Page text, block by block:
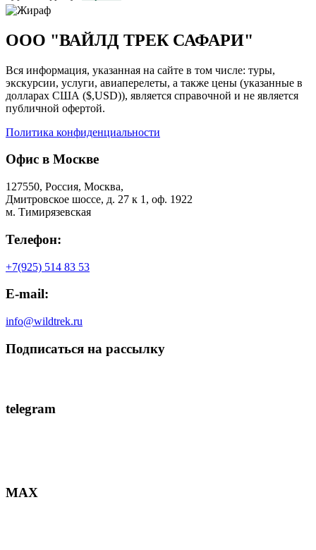
ООО "ВАЙЛД ТРЕК САФАРИ"
Вся информация, указанная на сайте в том числе: туры,
экскурсии, услуги, авиаперелеты, а также цены (указанные в
долларах США ($,USD)), является справочной и не является
публичной офертой.
Политика конфиденциальности
Офис в Москве
127550, Россия, Москва,
Дмитровское шоссе, д. 27 к 1, оф. 1922
м. Тимирязевская
Телефон:
+7(925) 514 83 53
E-mail:
info@wildtrek.ru
Подписаться на рассылку
telegram
MAX